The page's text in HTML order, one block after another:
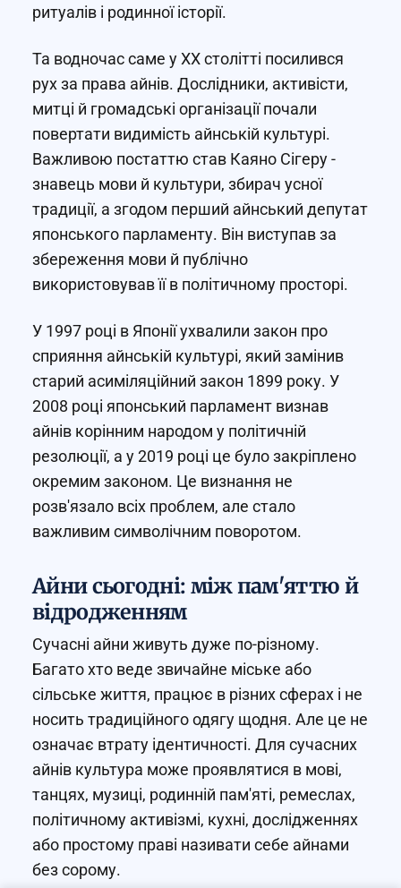
ритуалів і родинної історії.
Та водночас саме у XX столітті посилився
рух за права айнів. Дослідники, активісти,
митці й громадські організації почали
повертати видимість айнській культурі.
Важливою постаттю став Каяно Сігеру -
знавець мови й культури, збирач усної
традиції, а згодом перший айнський депутат
японського парламенту. Він виступав за
збереження мови й публічно
використовував її в політичному просторі.
У 1997 році в Японії ухвалили закон про
сприяння айнській культурі, який замінив
старий асиміляційний закон 1899 року. У
2008 році японський парламент визнав
айнів корінним народом у політичній
резолюції, а у 2019 році це було закріплено
окремим законом. Це визнання не
розв'язало всіх проблем, але стало
важливим символічним поворотом.
Айни сьогодні: між пам'яттю й
відродженням
Сучасні айни живуть дуже по-різному.
Багато хто веде звичайне міське або
сільське життя, працює в різних сферах і не
носить традиційного одягу щодня. Але це не
означає втрату ідентичності. Для сучасних
айнів культура може проявлятися в мові,
танцях, музиці, родинній пам'яті, ремеслах,
політичному активізмі, кухні, дослідженнях
або простому праві називати себе айнами
без сорому.